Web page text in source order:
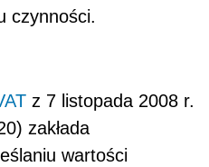
czynności.
z 7 listopada 2008 r.
zakłada
wartości